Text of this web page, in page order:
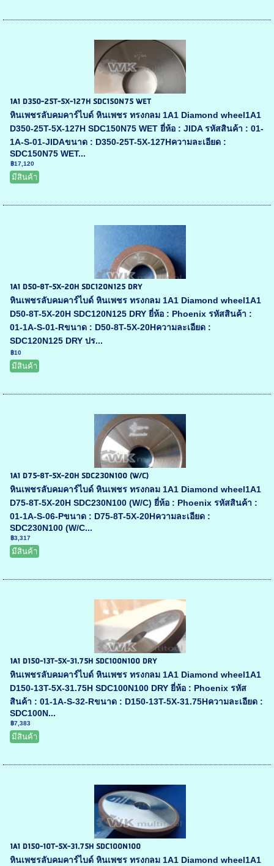
1A1 D350-25T-5X-127H SDC150N75 WET
หินเพชรลับคมคาร์ไบด์ หินเพชร ทรงกลม 1A1 Diamond wheel1A1
D350-25T-5X-127H SDC150N75 WET ยี่ห้อ : JIDA รหัสสินค้า : 01-
1A-S-01-JIDAขนาด : D350-25T-5X-127Hความละเอียด :
SDC150N75 WET...
฿17,120
มีสินค้า
1A1 D50-8T-5X-20H SDC120N125 DRY
หินเพชรลับคมคาร์ไบด์ หินเพชร ทรงกลม 1A1 Diamond wheel1A1
D50-8T-5X-20H SDC120N125 DRY ยี่ห้อ : Phoenix รหัสสินค้า :
01-1A-S-01-Rขนาด : D50-8T-5X-20Hความละเอียด :
SDC120N125 DRY ปร...
฿10
มีสินค้า
1A1 D75-8T-5X-20H SDC230N100 (W/C)
หินเพชรลับคมคาร์ไบด์ หินเพชร ทรงกลม 1A1 Diamond wheel1A1
D75-8T-5X-20H SDC230N100 (W/C) ยี่ห้อ : Phoenix รหัสสินค้า :
01-1A-S-06-Pขนาด : D75-8T-5X-20Hความละเอียด :
SDC230N100 (W/C...
฿3,317
มีสินค้า
1A1 D150-13T-5X-31.75H SDC100N100 DRY
หินเพชรลับคมคาร์ไบด์ หินเพชร ทรงกลม 1A1 Diamond wheel1A1
D150-13T-5X-31.75H SDC100N100 DRY ยี่ห้อ : Phoenix รหัส
สินค้า : 01-1A-S-32-Rขนาด : D150-13T-5X-31.75Hความละเอียด :
SDC100N...
฿7,383
มีสินค้า
1A1 D150-10T-5X-31.75H SDC100N100
หินเพชรลับคมคาร์ไบด์ หินเพชร ทรงกลม 1A1 Diamond wheel1A1